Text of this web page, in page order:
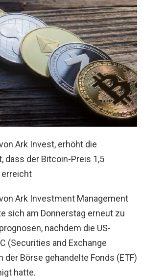
Ark Invest, erhöht die
dass der Bitcoin-Preis 1,5
erreicht
Ark Investment Management
sich am Donnerstag erneut zu
nachdem die US-
(Securities and Exchange
der Börse gehandelte Fonds (ETF)
hatte.